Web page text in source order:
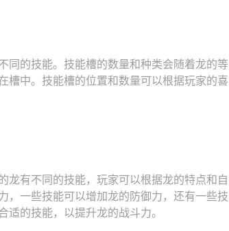
同的技能。技能槽的数量和种类会随着龙的等
槽中。技能槽的位置和数量可以根据玩家的喜
龙有不同的技能，玩家可以根据龙的特点和自
，一些技能可以增加龙的防御力，还有一些技
的技能，以提升龙的战斗力。